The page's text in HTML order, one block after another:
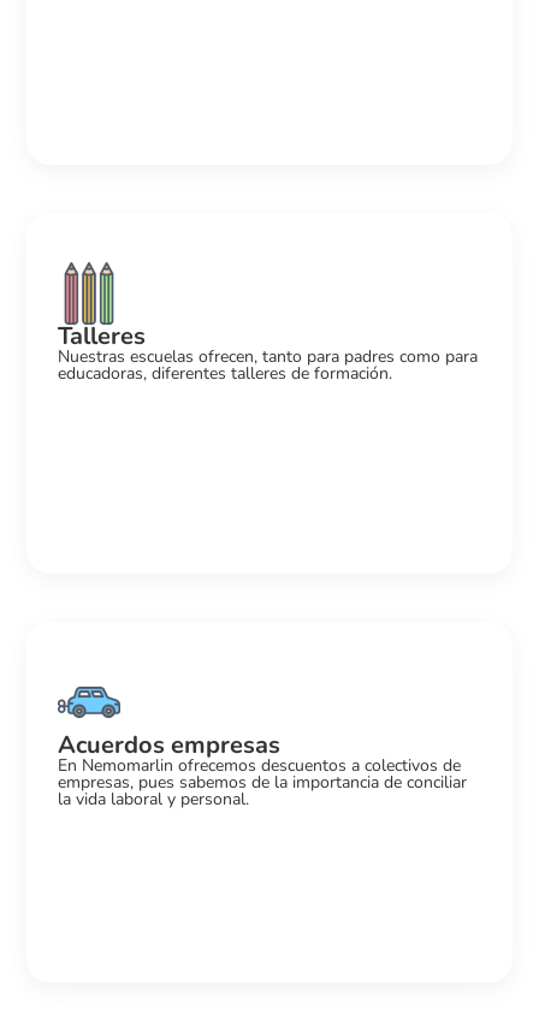
Talleres
Nuestras escuelas ofrecen, tanto para padres como para
educadoras, diferentes talleres de formación.
Acuerdos empresas
En Nemomarlin ofrecemos descuentos a colectivos de
empresas, pues sabemos de la importancia de conciliar
la vida laboral y personal.